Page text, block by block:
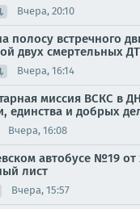
Вчера, 20:10
полосу встречного
двух смертельных
Вчера, 16:14
миссия ВСКС в
единства и добрых
Вчера, 16:08
автобусе №19 от
лист
Вчера, 15:57